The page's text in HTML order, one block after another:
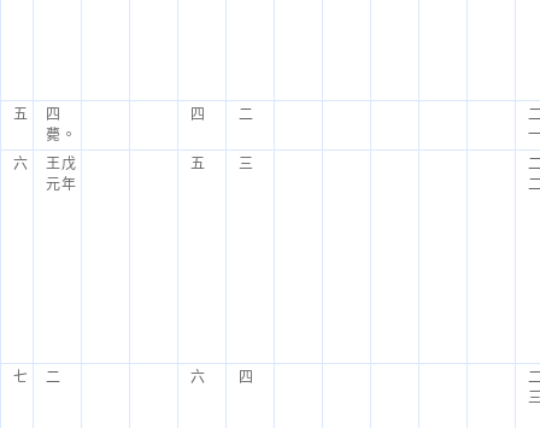
五
四
薨。
四 二
六
王戊
元年
五 三
七 二 六 四